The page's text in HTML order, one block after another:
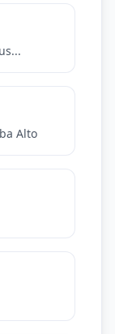
Alto